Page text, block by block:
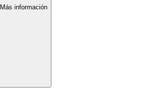
Más información